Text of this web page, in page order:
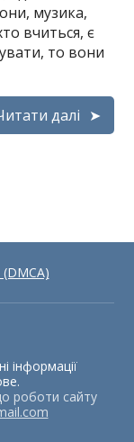
музика,
вчиться, є
то вони
далі
інформації
роботи сайту